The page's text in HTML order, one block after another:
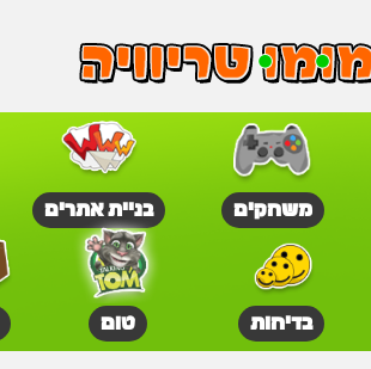
משחקים בניית אתרים
בדיחות טום